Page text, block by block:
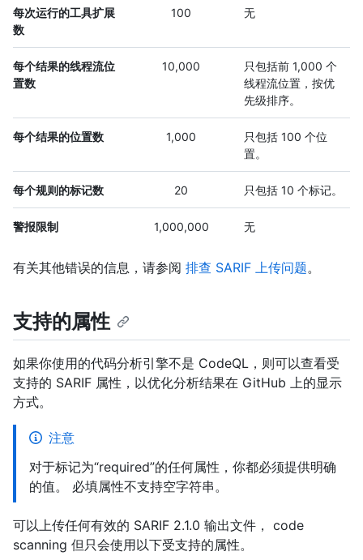
每次运行的工具扩展
数
100 无
每个结果的线程流位
置数
10,000
只包括前 1,000 个
线程流位置，按优
先级排序。
每个结果的位置数 1,000
只包括 100 个位
置。
每个规则的标记数 20 只包括 10 个标记。
警报限制 1,000,000 无
有关其他错误的信息，请参阅 排查 SARIF 上传问题。
支持的属性
如果你使用的代码分析引擎不是 CodeQL，则可以查看受
支持的 SARIF 属性，以优化分析结果在 GitHub 上的显示
方式。
注意
对于标记为“required”的任何属性，你都必须提供明确
的值。 必填属性不支持空字符串。
可以上传任何有效的 SARIF 2.1.0 输出文件， code
scanning 但只会使用以下受支持的属性。